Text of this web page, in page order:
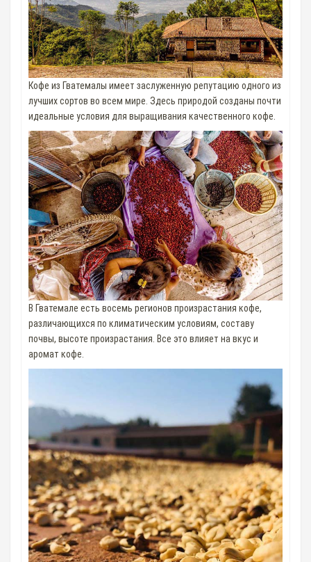
Кофе из Гватемалы имеет заслуженную репутацию одного из
лучших сортов во всем мире. Здесь природой созданы почти
идеальные условия для выращивания качественного кофе.
В Гватемале есть восемь регионов произрастания кофе,
различающихся по климатическим условиям, составу
почвы, высоте произрастания. Все это влияет на вкус и
аромат кофе.